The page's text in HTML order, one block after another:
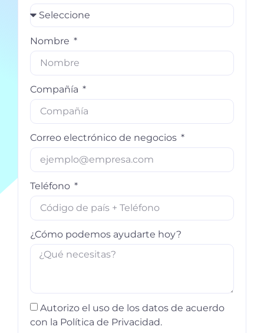
Nombre
Compañía
Correo electrónico de negocios
Teléfono
¿Cómo podemos ayudarte hoy?
Autorizo ​​el uso de los datos de acuerdo
con la Política de Privacidad.